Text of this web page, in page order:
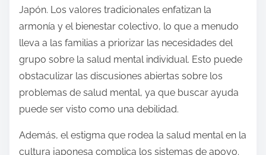
Japón. Los valores tradicionales enfatizan la
armonía y el bienestar colectivo, lo que a menudo
lleva a las familias a priorizar las necesidades del
grupo sobre la salud mental individual. Esto puede
obstaculizar las discusiones abiertas sobre los
problemas de salud mental, ya que buscar ayuda
puede ser visto como una debilidad.
Además, el estigma que rodea la salud mental en la
cultura japonesa complica los sistemas de apoyo.